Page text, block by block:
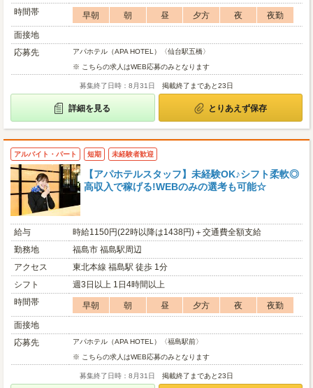
時間帯
早朝 朝 昼 夕方 夜
夜勤
面接地
応募先
アパホテル（APA HOTEL）〈仙台駅五橋〉
※ こちらの求人はWEB応募のみとなります
募集終了日時：8月31日 掲載終了まであと23日
詳細を見る とりあえず保存
アルバイト・パート 短期 未経験者歓迎
【アパホテルスタッフ】未経験OK♪シフト柔軟◎
高収入で稼げる!WEBのみの選考も可能☆
給与
時給1150円(22時以降は1438円)＋交通費全額支給
勤務地
福島市 福島駅周辺
アクセス
東北本線 福島駅 徒歩 1分
シフト
週3日以上 1日4時間以上
時間帯
早朝 朝 昼 夕方 夜
夜勤
面接地
応募先
アパホテル（APA HOTEL）〈福島駅前〉
※ こちらの求人はWEB応募のみとなります
募集終了日時：8月31日 掲載終了まであと23日